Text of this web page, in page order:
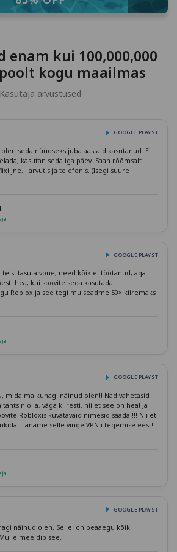
enam kui 100,000,000
kogu maailmas
Kasutaja arvustused
GOOGLE PLAYST
seda nüüdseks juba aastaid kasutanud. Ei
kasutan seda iga päev. Saan rõõmsalt
jne... arvutis ja telefonis. (Isegi suure
GOOGLE PLAYST
tasuta vpne, need kõik ei töötanud, aga
hea, kui soovite seda kasutada
Roblox ja see tegi mu seadme 50× kiiremaks
GOOGLE PLAYST
mida ma kunagi näinud olen!! Nad vahetasid
olla, väga kiiresti, nii et see on hea! Ja
Robloxis kuvatavaid nimesid saada!!!! Nii et
Täname selle vinge VPN-i tegemise eest!
GOOGLE PLAYST
näinud olen. Sellel on peaaegu kõik
meeldib see.